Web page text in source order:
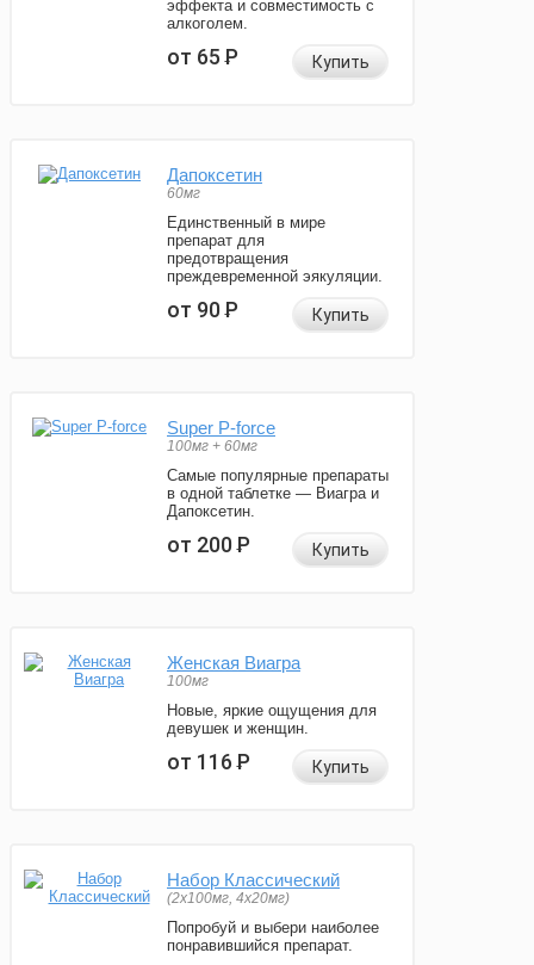
эффекта и совместимость с
алкоголем.
от 65Р Купить
Дапоксетин
60мг
Единственный в мире
препарат для
предотвращения
преждевременной эякуляции.
от 90Р Купить
Super P-force
100мг + 60мг
Самые популярные препараты
в одной таблетке — Виагра и
Дапоксетин.
от 200Р Купить
Женская Виагра
100мг
Новые, яркие ощущения для
девушек и женщин.
от 116Р Купить
Набор Классический
(2x100мг, 4x20мг)
Попробуй и выбери наиболее
понравившийся препарат.